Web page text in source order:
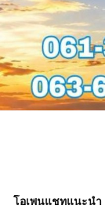
โอเพนแชทแนะนำ